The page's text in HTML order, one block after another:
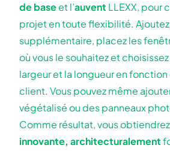
de baseet l’auvent LLEXX, pour
projet en toute flexibilité.
supplémentaire, placez les
où vous le souhaitez et choisissez
largeur et la longueur en
client. Vous pouvez même
végétalisé ou des panneaux
Comme résultat, vous
innovante, architecturalement